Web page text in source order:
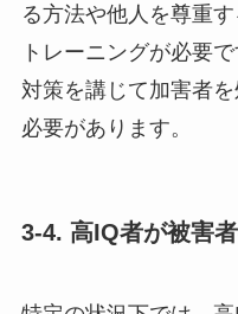
る方法や他人を尊重
トレーニングが必要
対策を講じて加害者
必要があります。
3-4. 高IQ者が被害